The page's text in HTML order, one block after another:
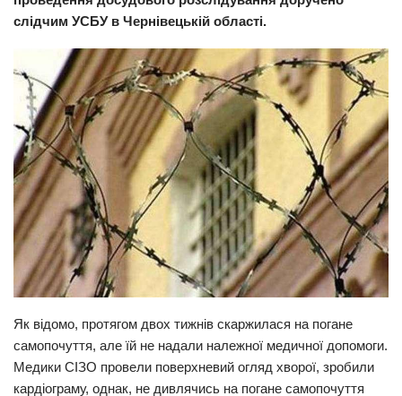
Прикарпаття
Економіка
Політика
Світ
Цікаво
Наука
Технології
Історії
Рецепти
Події
слідчим УСБУ в Чернівецькій області.
Як відомо, протягом двох тижнів скаржилася на погане
самопочуття, але їй не надали належної медичної допомоги.
Медики СІЗО провели поверхневий огляд хворої, зробили
кардіограму, однак, не дивлячись на погане самопочуття